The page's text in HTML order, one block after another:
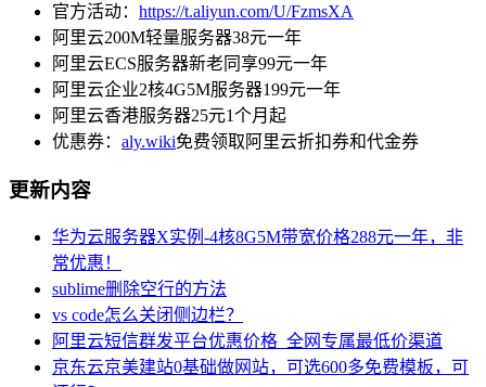
官方活动： https://t.aliyun.com/U/FzmsXA
阿里云200M轻量服务器38元一年
阿里云ECS服务器新老同享99元一年
阿里云企业2核4G5M服务器199元一年
阿里云香港服务器25元1个月起
优惠券： aly.wiki免费领取阿里云折扣券和代金券
更新内容
华为云服务器X实例-4核8G5M带宽价格288元一年，非
常优惠！
sublime删除空行的方法
vs code怎么关闭侧边栏？
阿里云短信群发平台优惠价格_全网专属最低价渠道
京东云京美建站0基础做网站，可选600多免费模板，可